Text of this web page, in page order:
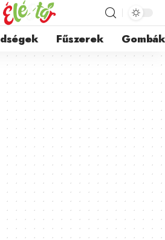
Fűszerek Gombák